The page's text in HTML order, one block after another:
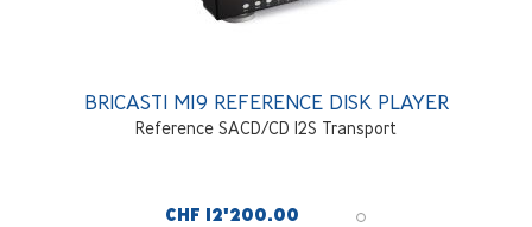
BRICASTI M19 REFERENCE DISK PLAYER
Reference SACD/CD I2S Transport
CHF 12'200.00